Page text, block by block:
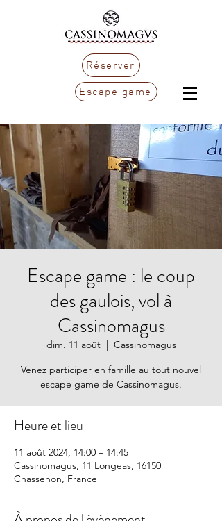
Réserver
Escape game
Escape game : le coup
des gaulois, vol à
Cassinomagus
dim. 11 août
  |
Cassinomagus
Venez participer en famille au tout nouvel
escape game de Cassinomagus.
Heure et lieu
11 août 2024, 14:00 – 14:45
Cassinomagus, 11 Longeas, 16150
Chassenon, France